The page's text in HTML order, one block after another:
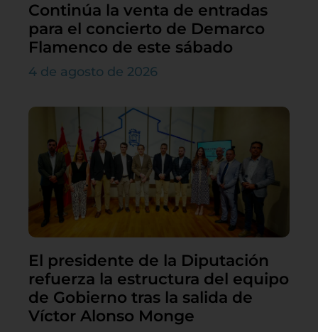
Continúa la venta de entradas
para el concierto de Demarco
Flamenco de este sábado
4 de agosto de 2026
El presidente de la Diputación
refuerza la estructura del equipo
de Gobierno tras la salida de
Víctor Alonso Monge